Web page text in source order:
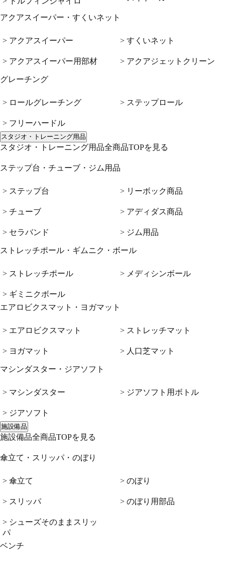
アクアスイーパー・すくいネット
> アクアスイーパー
> アクアスイーパー用部材
> すくいネット
> アクアジェットクリーン
グレーチング
> ロールグレーチング
> フリーハードル
> ステップロール
スタジオ・トレーニング用品
スタジオ・トレーニング用品全商品TOPを見る
ステップ台・チューブ・ジム用品
> ステップ台
> チューブ
> セラバンド
> リーボック商品
> アディダス商品
> ジム用品
ストレッチポール・ギムニク・ボール
> ストレッチポール
> ギミニクボール
> メディシンボール
エアロビクスマット・ヨガマット
> エアロビクスマット
> ヨガマット
> ストレッチマット
> 人口芝マット
マシンダスター・ジアソフト
> マシンダスター
> ジアソフト
> ジアソフト用ボトル
施設備品
施設備品全商品TOPを見る
傘立て・スリッパ・のぼり
> 傘立て
> スリッパ
> シューズそのままスリッ
パ
> のぼり
> のぼり用部品
ベンチ